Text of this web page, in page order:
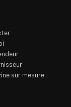
sur mesure